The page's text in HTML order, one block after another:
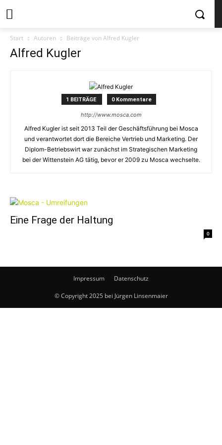
Start Autoren Beiträge von Alfred Kugler
Alfred Kugler
1 BEITRÄGE 0 Kommentare
http://www.mosca.com
Alfred Kugler ist seit 2013 Teil der Geschäftsführung bei Mosca
und verantwortet dort die Bereiche Vertrieb und Marketing. Der
Diplom-Betriebswirt war zunächst im Strategischen Marketing
bei der Wittenstein AG tätig, bevor er 2009 zu Mosca wechselte.
Eine Frage der Haltung
0
Impressum Datenschutz
© Copyright 2025 bei Jürgen Linsenmaier